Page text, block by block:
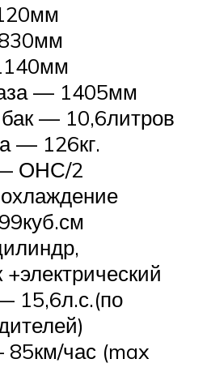
— 1405мм
— 10,6литров
— 126кг.
— ОНС/2
+электрический
15,6л.с.(по
час (max